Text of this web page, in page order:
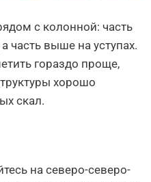
с колонной: часть
часть выше на уступах.
гораздо проще,
хорошо
скал.
на северо-северо-